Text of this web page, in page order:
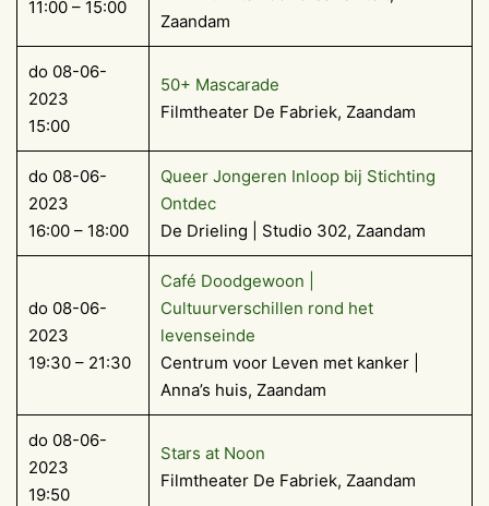
11:00 – 15:00
Zaandam
do 08-06-
2023
15:00
50+ Mascarade
Filmtheater De Fabriek, Zaandam
do 08-06-
2023
16:00 – 18:00
Queer Jongeren Inloop bij Stichting
Ontdec
De Drieling | Studio 302, Zaandam
do 08-06-
2023
19:30 – 21:30
Café Doodgewoon |
Cultuurverschillen rond het
levenseinde
Centrum voor Leven met kanker |
Anna’s huis, Zaandam
do 08-06-
2023
19:50
Stars at Noon
Filmtheater De Fabriek, Zaandam